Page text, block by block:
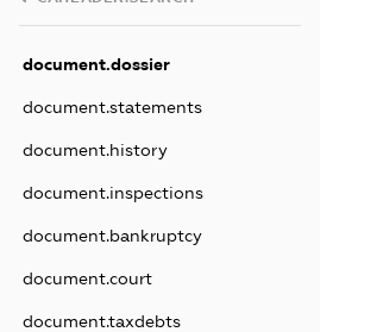
document.dossier
document.statements
document.history
document.inspections
document.bankruptcy
document.court
document.taxdebts